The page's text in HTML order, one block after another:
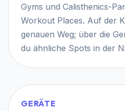
Gyms und Calisthenics-
Workout Places. Auf der
genauen Weg; über die
du ähnliche Spots in der
GERÄTE